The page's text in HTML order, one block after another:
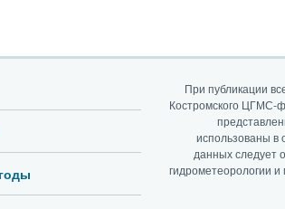
При публикации
Костромского ЦГМС-
использованы в
данных следует
гидрометеорологии